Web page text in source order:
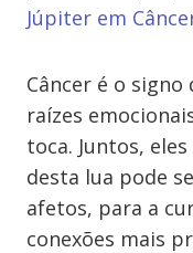
Júpiter em
Câncer é o
raízes
toca. Juntos,
desta lua pode
afetos, para a
conexões mais